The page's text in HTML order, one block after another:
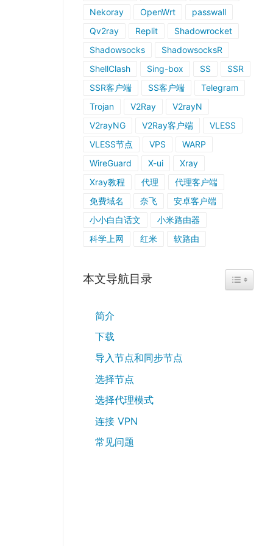
Nekoray OpenWrt
passwall
Qv2ray
Replit
Shadowrocket
Shadowsocks
ShadowsocksR
ShellClash
Sing-box SS
SSR
SSR客户端
SS客户端
Telegram
Trojan
V2Ray
V2rayN
V2rayNG
V2Ray客户端
VLESS
VLESS节点
VPS
WARP
WireGuard
X-ui
Xray
Xray教程
代理
代理客户端
免费域名
奈飞
安卓客户端
小小白白话文
小米路由器
科学上网
红米 软路由
本文导航目录 TOGGLE
简介
下载
导入节点和同步节点
选择节点
选择代理模式
连接 VPN
常见问题